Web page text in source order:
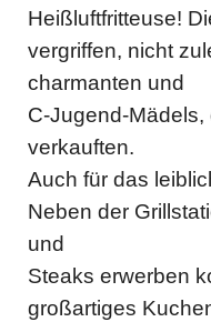
Heißluftfritteuse!
vergriffen, nicht
charmanten und
C-Jugend-Mädels,
verkauften.
Auch für das
Neben der
und
Steaks erwerben
großartiges